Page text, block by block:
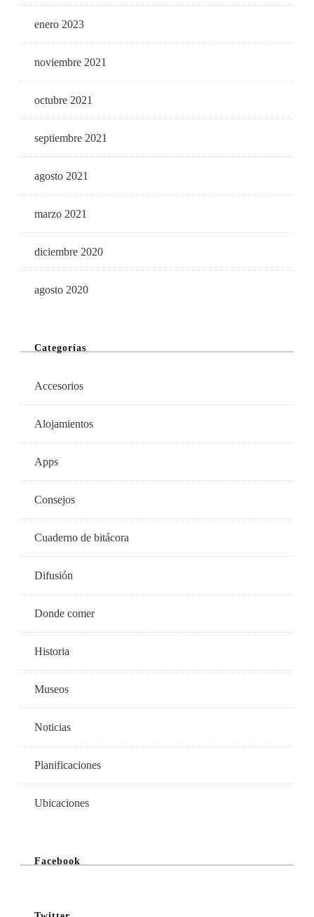
enero 2023
noviembre 2021
octubre 2021
septiembre 2021
agosto 2021
marzo 2021
diciembre 2020
agosto 2020
Categorías
Accesorios
Alojamientos
Apps
Consejos
Cuaderno de bitácora
Difusión
Donde comer
Historia
Museos
Noticias
Planificaciones
Ubicaciones
Facebook